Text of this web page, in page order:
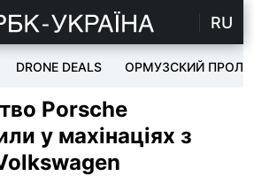
RU
DRONE DEALS ОРМУЗСКИЙ ПРОЛИВ
Porsche
у махінаціях з